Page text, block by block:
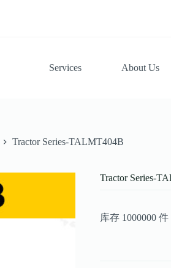
Services About Us
Tractor Series-TALMT404B
Tractor Series-
库存 1000000 件